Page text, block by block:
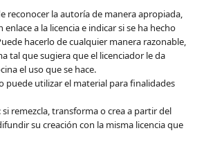
reconocer la autoría de manera apropiada,
a la licencia e indicar si se ha hecho
hacerlo de cualquier manera razonable,
tal que sugiera que el licenciador le da
el uso que se hace.
puede utilizar el material para finalidades
remezcla, transforma o crea a partir del
su creación con la misma licencia que